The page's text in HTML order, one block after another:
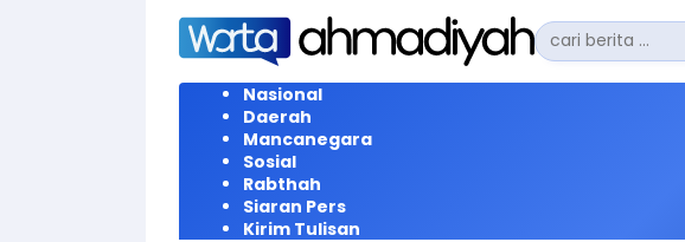
Langsung
konten
Pencarian
untuk:
Nasional
Daerah
Mancanegara
Sosial
Rabthah
Siaran Pers
Kirim Tulisan